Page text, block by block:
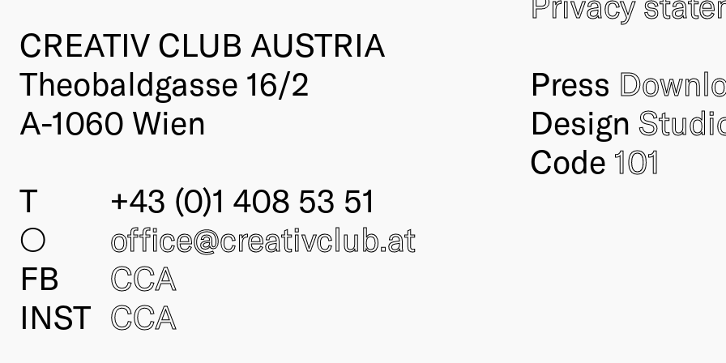
CREATIV CLUB AUSTRIA
Theobaldgasse 16/2
A-1060 Wien
T
+43 (0)1 408 53 51
○
office@creativclub.at
FB
CCA
INST CCA
Press
Design
Code 101